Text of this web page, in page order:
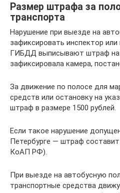
Размер штрафа за
транспорта
Нарушение при выезде на
зафиксировать инспектор
ГИБДД выписывают штраф на
зафиксировала камера,
За движение по полосе для
средств или остановку на
штраф в размере 1500 рублей.
Если такое нарушение
Петербурге — штраф
КоАП РФ).
При выезде на автобусную
транспортные средства